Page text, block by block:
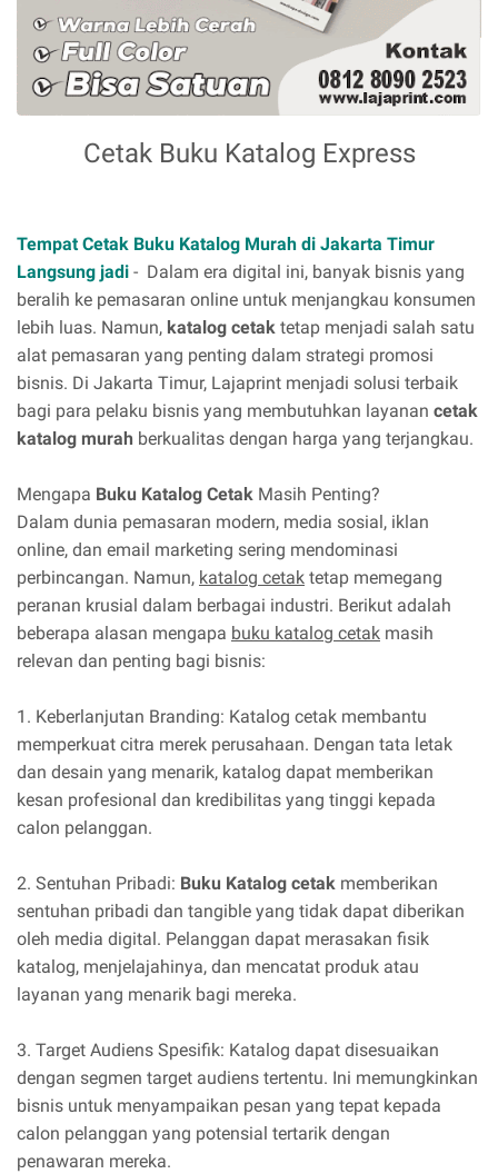
Cetak Buku Katalog Express
Tempat Cetak Buku Katalog Murah di Jakarta Timur
Langsung jadi - Dalam era digital ini, banyak bisnis yang
beralih ke pemasaran online untuk menjangkau konsumen
lebih luas. Namun, katalog cetak tetap menjadi salah satu
alat pemasaran yang penting dalam strategi promosi
bisnis. Di Jakarta Timur, Lajaprint menjadi solusi terbaik
bagi para pelaku bisnis yang membutuhkan layanan cetak
katalog murah berkualitas dengan harga yang terjangkau.
Mengapa Buku Katalog Cetak Masih Penting?
Dalam dunia pemasaran modern, media sosial, iklan
online, dan email marketing sering mendominasi
perbincangan. Namun, katalog cetak tetap memegang
peranan krusial dalam berbagai industri. Berikut adalah
beberapa alasan mengapa buku katalog cetak masih
relevan dan penting bagi bisnis:
1. Keberlanjutan Branding: Katalog cetak membantu
memperkuat citra merek perusahaan. Dengan tata letak
dan desain yang menarik, katalog dapat memberikan
kesan profesional dan kredibilitas yang tinggi kepada
calon pelanggan.
2. Sentuhan Pribadi: Buku Katalog cetak memberikan
sentuhan pribadi dan tangible yang tidak dapat diberikan
oleh media digital. Pelanggan dapat merasakan fisik
katalog, menjelajahinya, dan mencatat produk atau
layanan yang menarik bagi mereka.
3. Target Audiens Spesifik: Katalog dapat disesuaikan
dengan segmen target audiens tertentu. Ini memungkinkan
bisnis untuk menyampaikan pesan yang tepat kepada
calon pelanggan yang potensial tertarik dengan
penawaran mereka.